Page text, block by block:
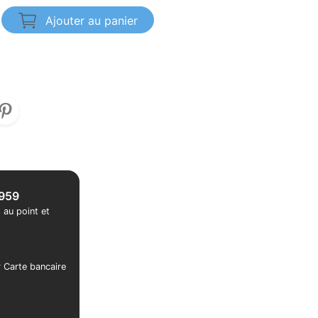
Ajouter au panier
au point et
Carte bancaire